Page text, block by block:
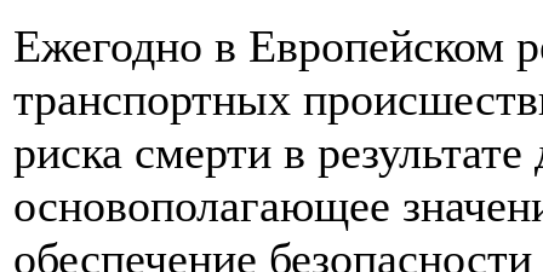
Ежегодно в Европейском
транспортных
риска смерти в
основополагающее
обеспечение